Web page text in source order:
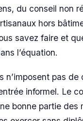
du conseil non
hors
savez faire et
l’équation.
n’imposent pas de
informel. Le
bonne partie des